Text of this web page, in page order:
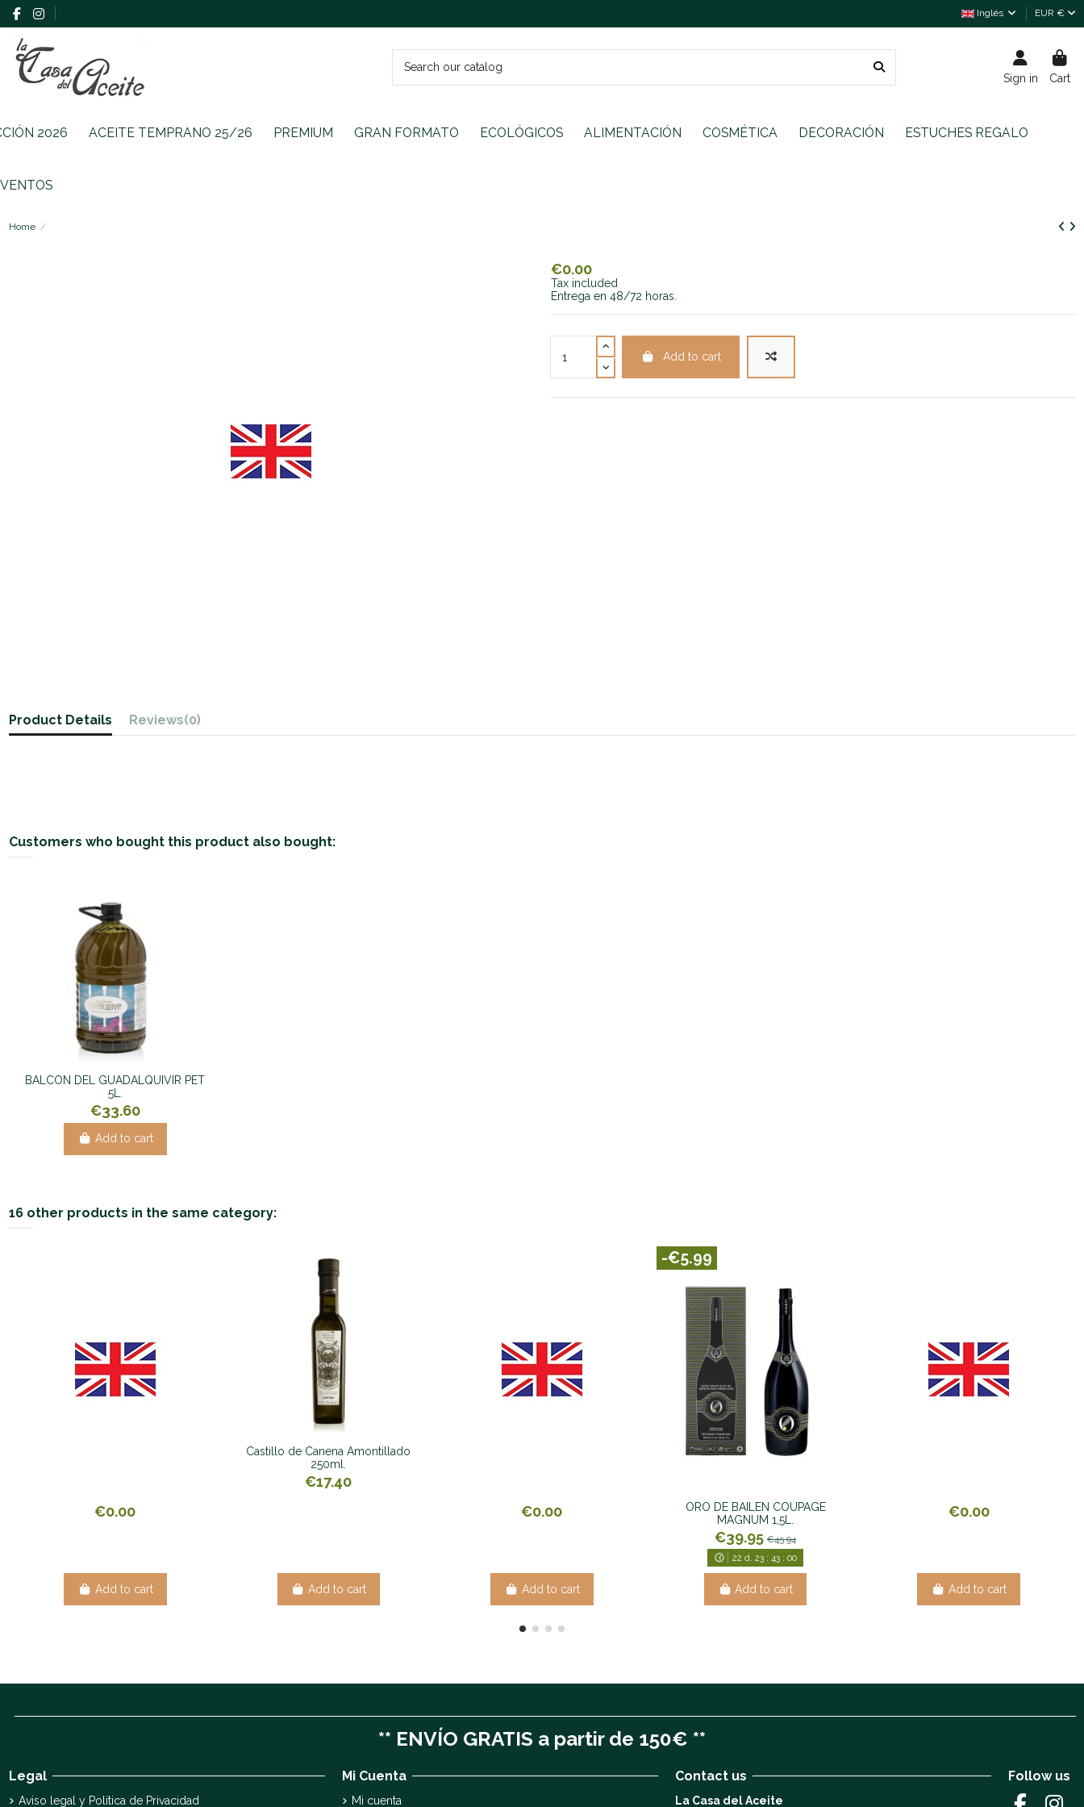
Inglés EUR €
Sign in Cart
2026 ACEITE TEMPRANO 25/26 PREMIUM GRAN FORMATO ECOLÓGICOS ALIMENTACIÓN COSMÉTICA DECORACIÓN ESTUCHES REGALO
Home
€0.00
Tax included
Entrega en 48/72 horas.
Add to cart
Product Details Reviews(0)
Customers who bought this product also bought:
BALCON DEL GUADALQUIVIR PET
5L.
€33.60
Add to cart
16 other products in the same category:
€0.00
Add to cart
Castillo de Canena Amontillado
250ml.
€17.40
Add to cart
€0.00
Add to cart
-€5.99
ORO DE BAILEN COUPAGE
MAGNUM 1,5L.
€39.95€45.94
22 d. 23: 43: 00
Add to cart
€0.00
Add to cart
** ENVÍO GRATIS a partir de 150€ **
Legal
Aviso legal y Política de Privacidad
Mi Cuenta
Mi cuenta
Contact us
La Casa del Aceite
Follow us